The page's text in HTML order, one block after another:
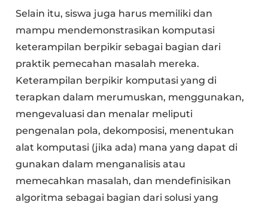
Selain itu, siswa juga harus memiliki dan
mampu mendemonstrasikan komputasi
keterampilan berpikir sebagai bagian dari
praktik pemecahan masalah mereka.
Keterampilan berpikir komputasi yang di
terapkan dalam merumuskan, menggunakan,
mengevaluasi dan menalar meliputi
pengenalan pola, dekomposisi, menentukan
alat komputasi (jika ada) mana yang dapat di
gunakan dalam menganalisis atau
memecahkan masalah, dan mendefinisikan
algoritma sebagai bagian dari solusi yang